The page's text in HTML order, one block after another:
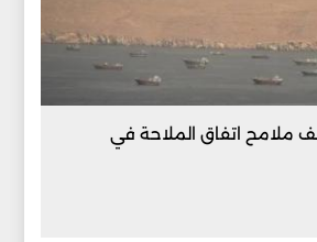
ملامح اتفاق الملاحة في